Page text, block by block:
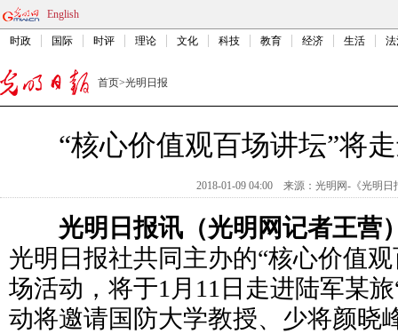
English
时政 国际 时评 理论 文化 科技 教育 经济 生活
首页>光明日报
“核心价值观百场讲坛”将
2018-01-09 04:00 来源： 光明网-《光明日
光明日报讯（光明网记者王营
光明日报社共同主办的“核心价值
场活动，将于1月11日走进陆军某旅
动将邀请国防大学教授、少将颜晓